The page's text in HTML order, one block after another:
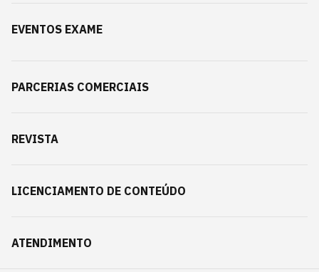
EVENTOS EXAME
PARCERIAS COMERCIAIS
REVISTA
LICENCIAMENTO DE CONTEÚDO
ATENDIMENTO